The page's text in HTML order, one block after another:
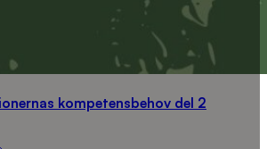
kompetensbehov del 2